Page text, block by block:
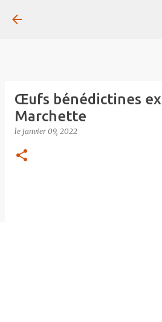
Œufs bénédictines
Marchette
le janvier 09, 2022